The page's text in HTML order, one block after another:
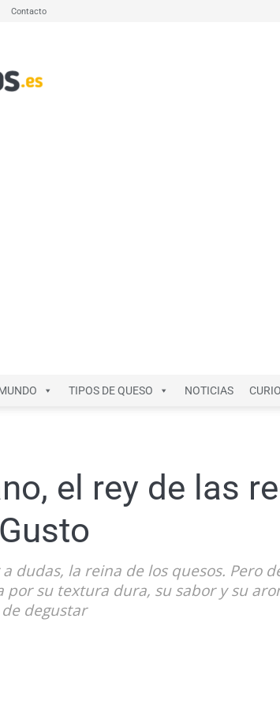
Contacto
TIPOS DE QUESO NOTICIAS
el rey de las
dudas, la reina de los quesos. Pero
por su textura dura, su sabor y su
degustar